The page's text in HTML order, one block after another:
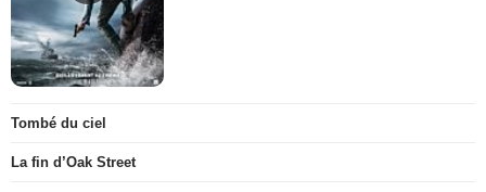
Tombé du ciel
La fin d’Oak Street